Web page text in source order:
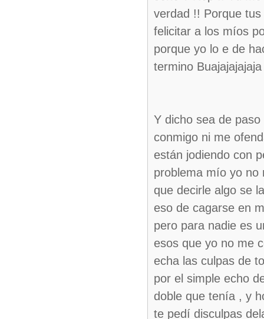
verdad !! Porque
felicitar a los míos
porque yo lo e de
termino
Y dicho sea de
conmigo ni me
están jodiendo con
problema mío yo no
que decirle algo se
eso de cagarse en
pero para nadie es
esos que yo no me
echa las culpas de
por el simple echo
doble que tenía , y
te pedí disculpas